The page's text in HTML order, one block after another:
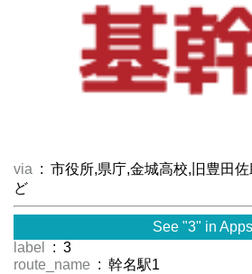
via : 市役所,県庁,金城高校,旧豊田
ど
See "3" in Apps
label
: 3
route_name : 幹名駅1